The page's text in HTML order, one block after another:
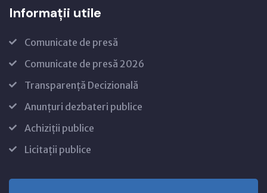
Informații utile
Comunicate de presă
Comunicate de presă 2026
Transparență Decizională
Anunțuri dezbateri publice
Achiziții publice
Licitații publice